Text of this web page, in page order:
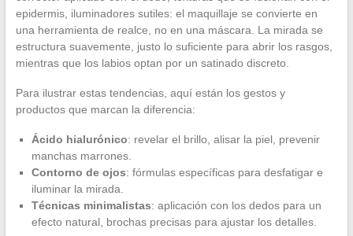
epidermis, iluminadores sutiles: el maquillaje se convierte en
una herramienta de realce, no en una máscara. La mirada se
estructura suavemente, justo lo suficiente para abrir los rasgos,
mientras que los labios optan por un satinado discreto.
Para ilustrar estas tendencias, aquí están los gestos y
productos que marcan la diferencia:
Ácido hialurónico: revelar el brillo, alisar la piel, prevenir
manchas marrones.
Contorno de ojos: fórmulas específicas para desfatigar e
iluminar la mirada.
Técnicas minimalistas: aplicación con los dedos para un
efecto natural, brochas precisas para ajustar los detalles.